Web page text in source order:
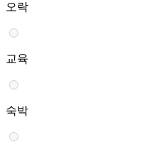
오락
교육
숙박